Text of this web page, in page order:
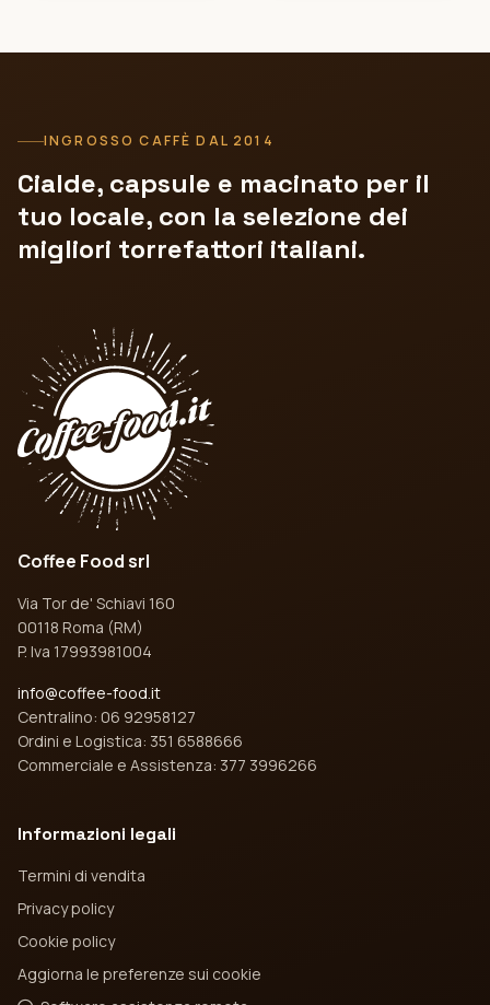
INGROSSO CAFFÈ DAL 2014
Cialde, capsule e macinato per il
tuo locale, con la selezione dei
migliori torrefattori italiani.
Coffee Food srl
Via Tor de' Schiavi 160
00118 Roma (RM)
P. Iva 17993981004
info@coffee-food.it
Centralino: 06 92958127
Ordini e Logistica: 351 6588666
Commerciale e Assistenza: 377 3996266
Informazioni legali
Termini di vendita
Privacy policy
Cookie policy
Aggiorna le preferenze sui cookie